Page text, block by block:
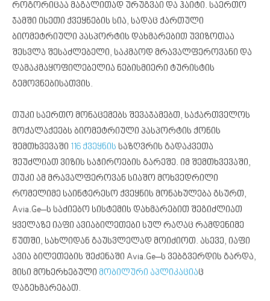
როგორიცაა მაგალითად ურუგვაი და ჰაიტი. საერთო
ჯამში ისეთი ქვეყნების სია, სადაც ქართული
ბიომეტრიული პასპორტის დახმარებით უვიზოთაა
შესვლა შესაძლებელი, საკმაოდ მრავალფეროვანი და
დამაკმაყოფილებელია ნებისმიერი ტურისტის
გემოვნებისათვის.
თუკი საერთო მონაცემებს შევაჯამებთ, საქართველოს
მოქალაქეებს ბიომეტრიული პასპორტის ქონის
შემთხვევაში 116 ქვეყნის საზღვრის გადაკვეთა
შეუძლიათ ვიზის საჭიროების გარეშე. იმ შემთხვევაში,
თუკი ამ მრავალფეროვან სიაშო მოხვედრილი
რომელიმე საინტერესო ქვეყნის მონახულება გსურთ,
Avia.Ge–ს საძიებო სისტემის დახმარებით შეგიძლიათ
ყველაზე იაფი ავიაბილეთები სულ რაღაც რამდენიმე
წუთში, სახლიდან გაუსვლელად მოიძიოთ. ასევე, იაფი
ავია ბილეთების შეძენაში Avia.Ge–ს ვებგვერდის გარდა,
მისი მოხერხებული მობილური აპლიკაციაც
დაგეხმარებათ.